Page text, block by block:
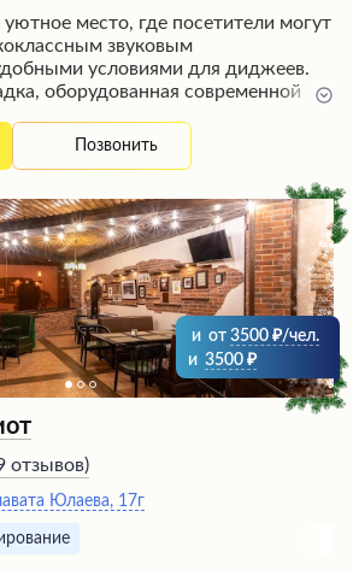
место, где посетители могут
звуковым
условиями для диджеев.
оборудованная современной
Атмосферу дополняют стильный
освещение, создавая
для ярких выступлений. Здесь
окунуться в мир качественного
эмоций.
Позвонить
и от 3500
/чел.
и 3500
отзывов)
Юлаева, 17г